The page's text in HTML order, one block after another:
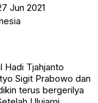
Jun 2021
Hadi Tjahjanto
Sigit Prabowo dan
terus bergerilya